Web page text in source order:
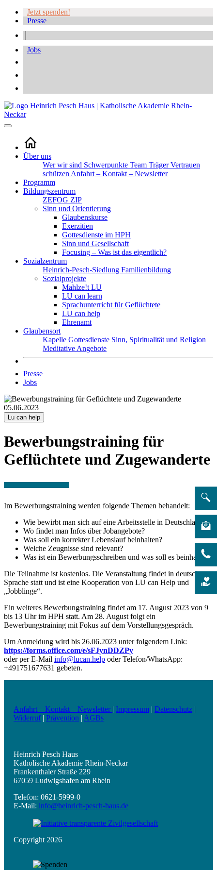
Jetzt spenden!
Presse
Jobs
Über uns
Wer wir sind Schwerpunkte Team TrägerVertrauen
schützen Anfahrt – Kontakt – Newsletter
Programm
Bildungszentrum
ZEFOG ZIP
Sinn und Orientierung
Glaubenskurse
Exerzitien
Gottesdienste im HPH
Sinn und Gesellschaft
Focusing – Was ist das eigentlich?
Sozialzentrum
Heinrich-Pesch-Siedlung Familienbildung
Sozialprojekte
Mahlze!t LU
LU can learn
Sprachunterricht für Geflüchtete
LU can help
Ehrenamt
Glaubensort
Kapelle Gottesdienste Sinn, Spiritualität und Religion
Meditative Angebote
Presse
Jobs
05.06.2023
Lu can help
Bewerbungstraining für
Geflüchtete und Zugewanderte
Im Bewerbungstraining werden folgende Themen behandelt:
Wie bewirbt man sich auf eine Arbeitsstelle in Deutschland?
Wo findet man Infos über Jobangebote?
Was soll ein korrekter Lebenslauf beinhalten?
Welche Zeugnisse sind relevant?
Was ist ein Bewerbungsschreiben und was soll es beinhalten?
Die Teilnahme ist kostenlos. Die Veranstaltung findet in deutscher
Sprache statt und ist eine Kooperation von LU can Help und
„Jobblinge“.
Ein weiteres Bewerbungstraining findet am 17. August 2023 von 9
bis 13 Uhr im HPH statt. Am 28. August folgt ein
Bewerbungstraining mit Fokus auf dem Vorstellungsgespräch.
Um Anmeldung wird bis 26.06.2023 unter folgendem Link:
https://forms.office.com/e/sFJynDDZPy
oder per E-Mail info@lucan.help oder Telefon/WhatsApp:
+491751677631 gebeten.
Anfahrt – Kontakt – Newsletter | Impressum | Datenschutz |
Widerruf| Prävention | AGBs
Heinrich Pesch Haus
Katholische Akademie Rhein-Neckar
Frankenthaler Straße 229
67059 Ludwigshafen am Rhein
Telefon: 0621-5999-0
E-Mail: info@heinrich-pesch-haus.de
Copyright 2026